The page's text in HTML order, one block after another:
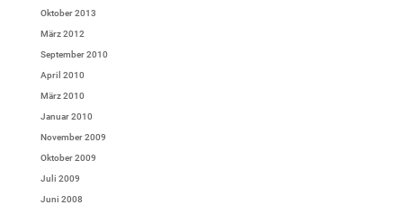
Oktober 2013
März 2012
September 2010
April 2010
März 2010
Januar 2010
November 2009
Oktober 2009
Juli 2009
Juni 2008